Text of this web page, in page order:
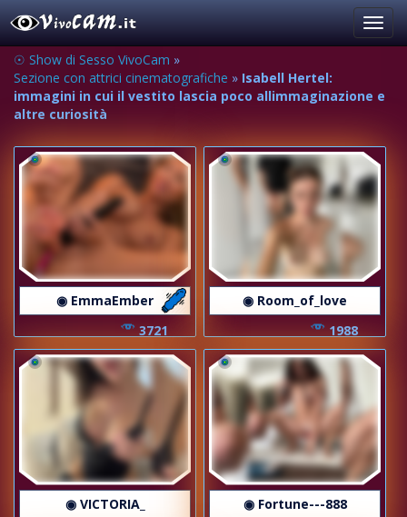
☉ Show di Sesso VivoCam »
Sezione con attrici cinematografiche » Isabell Hertel:
immagini in cui il vestito lascia poco allimmaginazione e
altre curiosità
◉ EmmaEmber
3721
◉ Room_of_love
1988
◉ VICTORIA_
◉ Fortune---888